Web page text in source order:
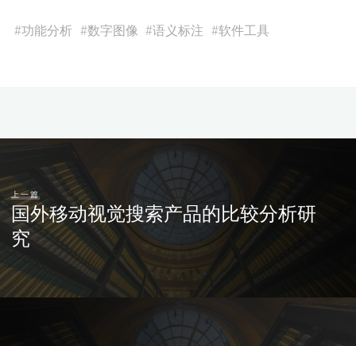
#功能分析 #数字图像 #语义标注 #软件工具
上一篇
国外移动视觉搜索产品的比较分析研
究